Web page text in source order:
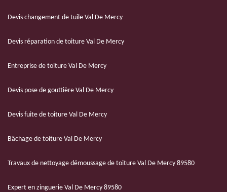
Devis changement de tuile Val De Mercy
Devis réparation de toiture Val De Mercy
Entreprise de toiture Val De Mercy
Devis pose de gouttière Val De Mercy
Devis fuite de toiture Val De Mercy
Bâchage de toiture Val De Mercy
Travaux de nettoyage démoussage de toiture Val De Mercy 89580
Expert en zinguerie Val De Mercy 89580